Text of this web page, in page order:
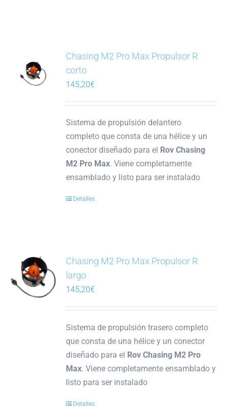
Chasing M2 Pro Max Propulsor R
corto
145,20€
Sistema de propulsión delantero
completo que consta de una hélice y un
conector diseñado para el Rov Chasing
M2 Pro Max. Viene completamente
ensamblado y listo para ser instalado
Detalles
Chasing M2 Pro Max Propulsor R
largo
145,20€
Sistema de propulsión trasero completo
que consta de una hélice y un conector
diseñado para el Rov Chasing M2 Pro
Max. Viene completamente ensamblado y
listo para ser instalado
Detalles